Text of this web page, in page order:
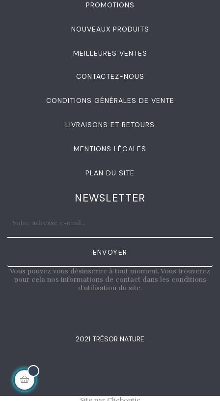
PROMOTIONS
NOUVEAUX PRODUITS
MEILLEURES VENTES
CONTACTEZ-NOUS
CONDITIONS GÉNÉRALES DE VENTE
LIVRAISONS ET RETOURS
MENTIONS LÉGALES
PLAN DU SITE
NEWSLETTER
ENVOYER
Vous pouvez vous désinscrire à tout moment. Vous trouverez
pour cela nos informations de contact dans les conditions
d'utilisation du site.
2021 TRÉSOR NATURE